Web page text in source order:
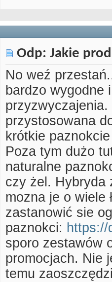
Odp: Jakie
No weź
bardzo wygodne
przystosowana
krótkie
Poza tym dużo
naturalne
czy żel. Hybryda
mozna je o wiele
zastanowić sie
paznokci:
sporo zestawów
promocjach. Nie
temu